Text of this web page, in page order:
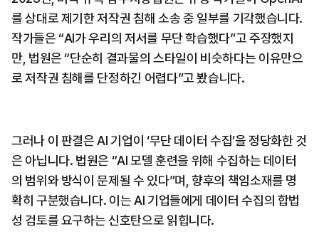
를 상대로 제기한 저작권 침해 소송 중 일부를 기각했습니다.
작가들은 “AI가 우리의 저서를 무단 학습했다”고 주장했지
만, 법원은 “단순히 결과물의 스타일이 비슷하다는 이유만으
로 저작권 침해를 단정하긴 어렵다”고 봤습니다.
그러나 이 판결은 AI 기업이 ‘무단 데이터 수집’을 정당화한 것
은 아닙니다. 법원은 “AI 모델 훈련을 위해 수집하는 데이터
의 범위와 방식이 문제될 수 있다”며, 향후의 책임소재를 명
확히 구분했습니다. 이는 AI 기업들에게 데이터 수집의 합법
성 검토를 요구하는 신호탄으로 읽힙니다.